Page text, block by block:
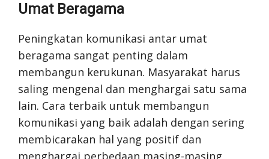
Umat Beragama
Peningkatan komunikasi antar umat
beragama sangat penting dalam
membangun kerukunan. Masyarakat harus
saling mengenal dan menghargai satu sama
lain. Cara terbaik untuk membangun
komunikasi yang baik adalah dengan sering
membicarakan hal yang positif dan
menghargai perbedaan masing-masing.